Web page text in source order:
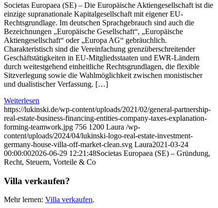
Societas Europaea (SE) – Die Europäische Aktiengesellschaft ist die
einzige supranationale Kapitalgesellschaft mit eigener EU-
Rechtsgrundlage. Im deutschen Sprachgebrauch sind auch die
Bezeichnungen „Europäische Gesellschaft“, „Europäische
Aktiengesellschaft“ oder „Europa AG“ gebräuchlich.
Charakteristisch sind die Vereinfachung grenzüberschreitender
Geschäftstätigkeiten in EU-Mitgliedsstaaten und EWR-Ländern
durch weitestgehend einheitliche Rechtsgrundlagen, die flexible
Sitzverlegung sowie die Wahlmöglichkeit zwischen monistischer
und dualistischer Verfassung. […]
Weiterlesen
https://lukinski.de/wp-content/uploads/2021/02/general-partnership-
real-estate-business-financing-entities-company-taxes-explanation-
forming-teamwork.jpg 756 1200 Laura /wp-
content/uploads/2024/04/lukinski-logo-real-estate-investment-
germany-house-villa-off-market-clean.svg Laura2021-03-24
00:00:002026-06-29 12:21:48Societas Europaea (SE) – Gründung,
Recht, Steuern, Vorteile & Co
Villa verkaufen?
Mehr lernen: Villa verkaufen.